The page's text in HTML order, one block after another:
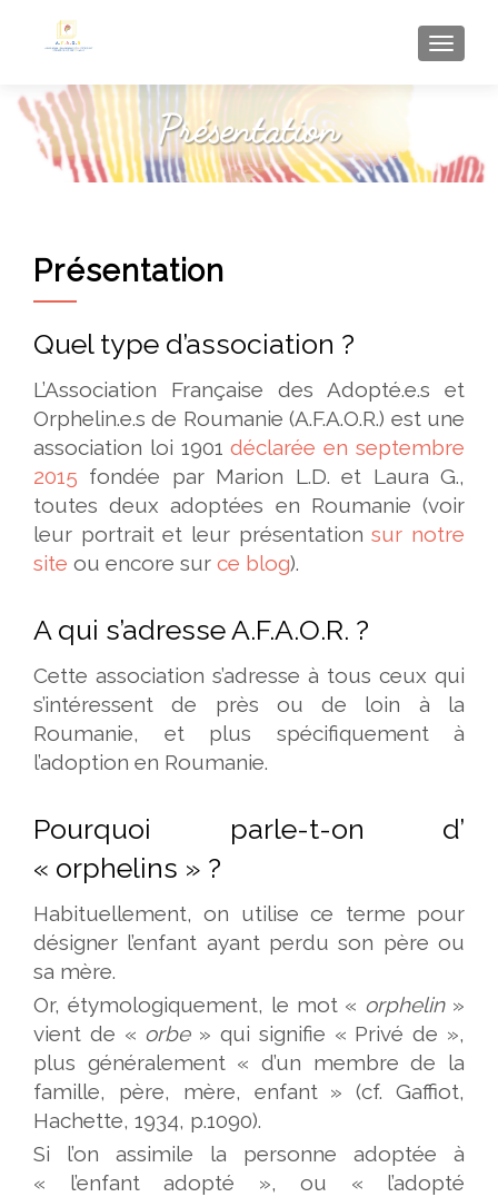
Présentation
Quel type d’association ?
L’Association Française des Adopté.e.s et
Orphelin.e.s de Roumanie (A.F.A.O.R.) est une
association loi 1901déclarée en septembre
2015 fondée par Marion L.D. et Laura G.,
toutes deux adoptées en Roumanie (voir
leur portrait et leur présentationsur notre
site ou encore sur ce blog).
A qui s’adresse A.F.A.O.R. ?
Cette association s’adresse à tous ceux qui
s’intéressent de près ou de loin à la
Roumanie, et plus spécifiquement à
l’adoption en Roumanie.
Pourquoi parle-t-on d’
« orphelins » ?
Habituellement, on utilise ce terme pour
désigner l’enfant ayant perdu son père ou
sa mère.
Or, étymologiquement, le mot « orphelin»
vient de « orbe» qui signifie « Privé de »,
plus généralement « d’un membre de la
famille, père, mère, enfant » (cf. Gaffiot,
Hachette, 1934, p.1090).
Si l’on assimile la personne adoptée à
« l’enfant adopté », ou « l’adopté